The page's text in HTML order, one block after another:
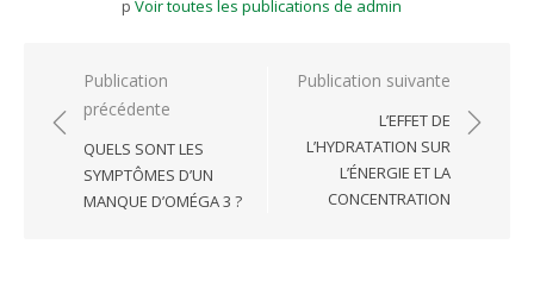
p Voir toutes les publications de admin
Navigation
de
l’article
Publication
précédente
QUELS SONT LES
SYMPTÔMES D’UN
MANQUE D’OMÉGA 3 ?
Publication suivante
L’EFFET DE
L’HYDRATATION SUR
L’ÉNERGIE ET LA
CONCENTRATION